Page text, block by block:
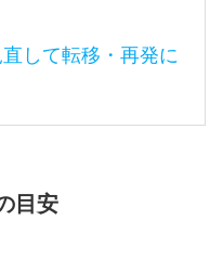
して転移・再発に
目安